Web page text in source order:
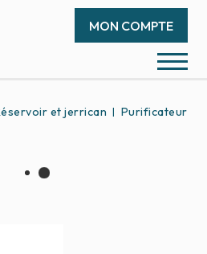
MON COMPTE
et jerrican Purificateur